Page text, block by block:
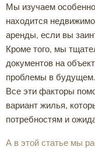
Мы изучаем
находится
аренды, если вы
Кроме того, мы
документов на
проблемы в будущем.
Все эти факторы
вариант жилья,
потребностям и
А в этой статье мы